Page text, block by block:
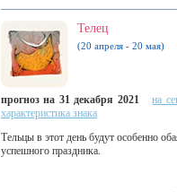
Телец
(20 апреля - 20 мая)
прогноз на 31 декабря 2021
на
характеристика знака
Тельцы в этот день будут особенно
успешного праздника.